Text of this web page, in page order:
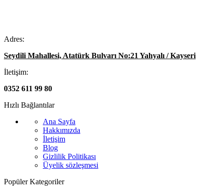
Adres:
Seydili Mahallesi, Atatürk Bulvarı No:21 Yahyalı / Kayseri
İletişim:
0352 611 99 80
Hızlı Bağlantılar
Ana Sayfa
Hakkımızda
İletişim
Blog
Gizlilik Politikası
Üyelik sözleşmesi
Popüler Kategoriler